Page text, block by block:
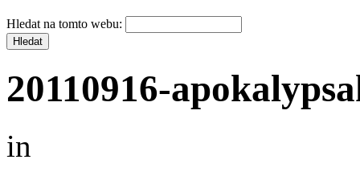
Hledat na tomto webu:
20110916-
in